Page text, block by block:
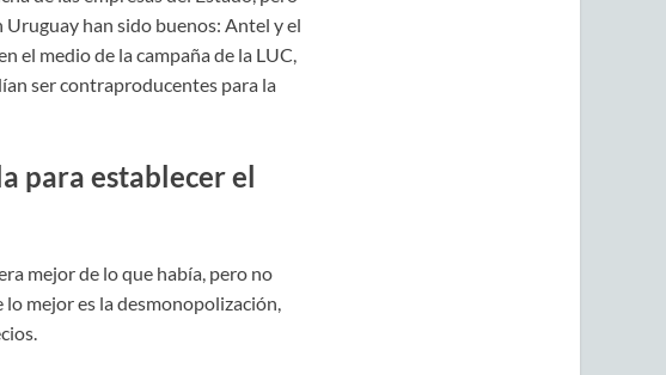
han sido buenos: Antel y el
el medio de la campaña de la LUC,
ser contraproducentes para la
para establecer el
mejor de lo que había, pero no
mejor es la desmonopolización,